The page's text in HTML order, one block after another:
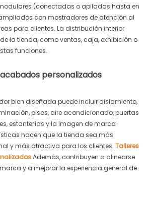
(conectadas o apiladas hasta en
con mostradores de atención al
para clientes. La distribución interior
la tienda, como ventas, caja, exhibición o
funciones.
personalizados
bien diseñada puede incluir aislamiento,
pisos, aire acondicionado, puertas
estanterías y la imagen de marca
hacen que la tienda sea más
y más atractiva para los clientes. Talleres
Además, contribuyen a alinearse
y a mejorar la experiencia general de